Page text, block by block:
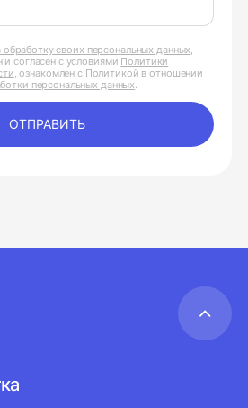
обработку своих персональных данных,
и согласен с условиями Политики
, ознакомлен с Политикой в отношении
персональных данных.
ОТПРАВИТЬ